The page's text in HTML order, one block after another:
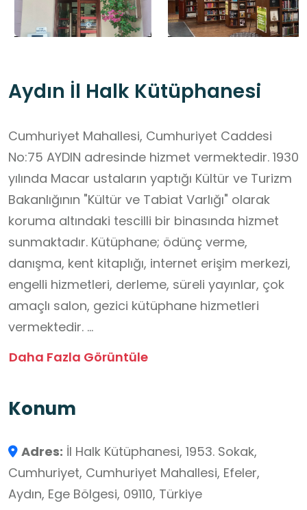
Aydın İl Halk Kütüphanesi
Cumhuriyet Mahallesi, Cumhuriyet Caddesi
No:75 AYDIN adresinde hizmet vermektedir. 1930
yılında Macar ustaların yaptığı Kültür ve Turizm
Bakanlığının "Kültür ve Tabiat Varlığı" olarak
koruma altındaki tescilli bir binasında hizmet
sunmaktadır. Kütüphane; ödünç verme,
danışma, kent kitaplığı, internet erişim merkezi,
engelli hizmetleri, derleme, süreli yayınlar, çok
amaçlı salon, gezici kütüphane hizmetleri
vermektedir.
Halk kütüphanesinin kuruluş süreci Ulu Önder
kahvehanenin halkevi kütüphanesi olarak
Eğitim Bakanlığına bağlı bir kütüphane açılması
istekleri üzerine 7 Eylül 1950 de farklı bir binada
ilk halk kütüphanesi zamanın Valisi Dündar
Daha Fazla Görüntüle
Konum
Adres: İl Halk Kütüphanesi, 1953. Sokak,
Cumhuriyet, Cumhuriyet Mahallesi, Efeler,
Aydın, Ege Bölgesi, 09110, Türkiye